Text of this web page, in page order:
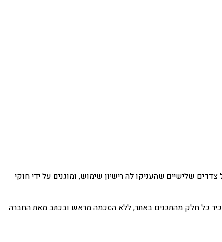
שלישיים שהעניקו לה רישיון שימוש, ומוגנים על ידי חוקי
כל חלק מהתכנים באתר, ללא הסכמה מראש ובכתב מאת החברה.